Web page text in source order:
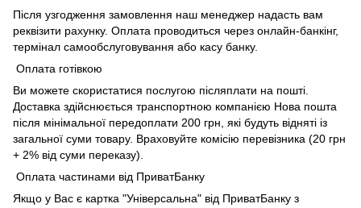
Після узгодження замовлення наш менеджер надасть вам
реквізити рахунку. Оплата проводиться через онлайн-банкінг,
термінал самообслуговування або касу банку.
Оплата готівкою
Ви можете скористатися послугою післяплати на пошті.
Доставка здійснюється транспортною компанією Нова пошта
після мінімальної передоплати 200 грн, які будуть відняті із
загальної суми товару. Враховуйте комісію перевізника (20 грн
+ 2% від суми переказу).
Оплата частинами від ПриватБанку
Якщо у Вас є картка "Універсальна" від ПриватБанку з